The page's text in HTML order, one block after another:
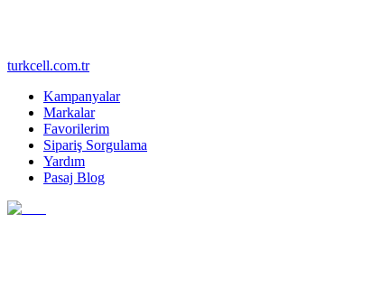
turkcell.com.tr
Kampanyalar
Markalar
Favorilerim
Sipariş Sorgulama
Yardım
Pasaj Blog